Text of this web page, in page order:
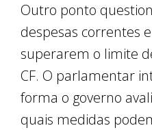
Outro ponto
despesas correntes
superarem o limite
CF. O parlamentar
forma o governo
quais medidas